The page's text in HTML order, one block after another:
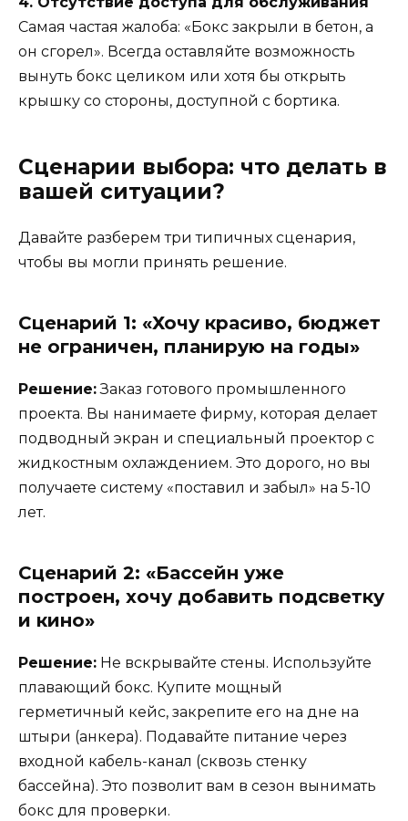
Самая частая жалоба: «Бокс закрыли в бетон, а
он сгорел». Всегда оставляйте возможность
вынуть бокс целиком или хотя бы открыть
крышку со стороны, доступной с бортика.
Сценарии выбора: что делать в
вашей ситуации?
Давайте разберем три типичных сценария,
чтобы вы могли принять решение.
Сценарий 1: «Хочу красиво, бюджет
не ограничен, планирую на годы»
Решение:Заказ готового промышленного
проекта. Вы нанимаете фирму, которая делает
подводный экран и специальный проектор с
жидкостным охлаждением. Это дорого, но вы
получаете систему «поставил и забыл» на 5-10
лет.
Сценарий 2: «Бассейн уже
построен, хочу добавить подсветку
и кино»
Решение: Не вскрывайте стены. Используйте
плавающий бокс. Купите мощный
герметичный кейс, закрепите его на дне на
штыри (анкера). Подавайте питание через
входной кабель-канал (сквозь стенку
бассейна). Это позволит вам в сезон вынимать
бокс для проверки.